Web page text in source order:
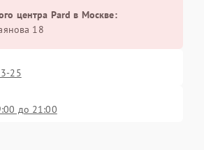
центра Pard в Москве:
18
25
до 21:00